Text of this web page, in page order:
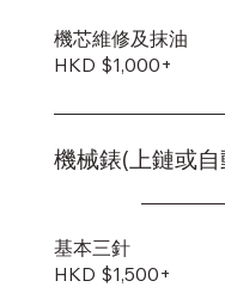
機芯維修及抹油
HKD $1,000+
機械錶(上鏈或
基本三針
HKD $1,500+